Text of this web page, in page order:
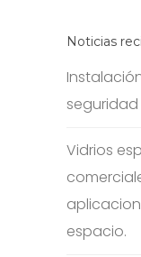
Noticias
Vidrios
espacio.